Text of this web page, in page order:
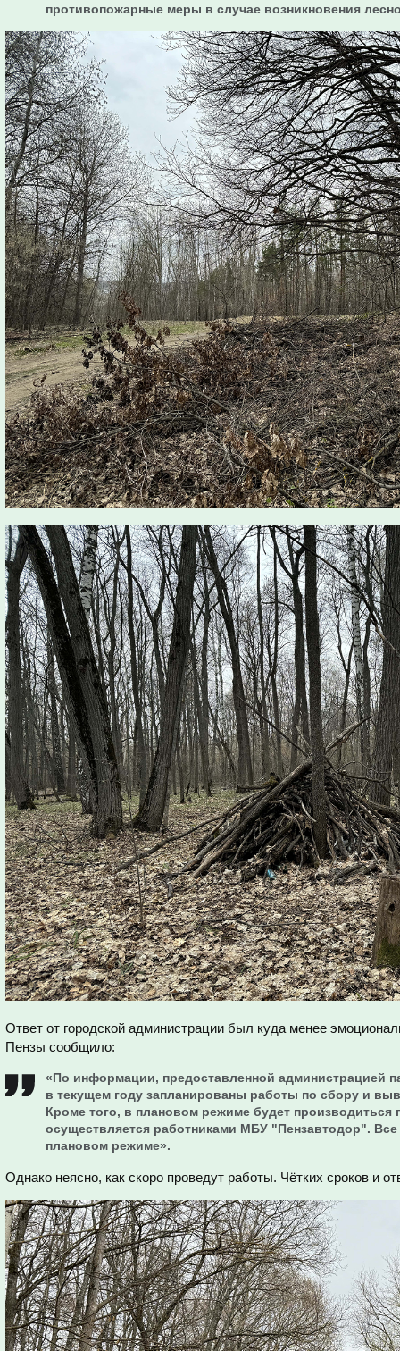
противопожарные меры в случае возникновения
Ответ от городской администрации был куда менее
Пензы сообщило:
«По информации, предоставленной администрацией
в текущем году запланированы работы по сбору и
Кроме того, в плановом режиме будет производиться
осуществляется работниками МБУ "Пензавтодор".
плановом режиме».
Однако неясно, как скоро проведут работы. Чётких сроков и